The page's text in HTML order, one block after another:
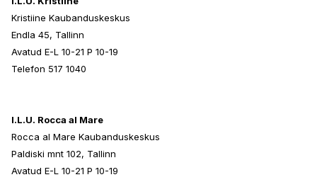
Kristiine Kaubanduskeskus
Endla 45, Tallinn
Avatud E-L 10-21 P 10-19
Telefon 517 1040
I.L.U. Rocca al Mare
Rocca al Mare Kaubanduskeskus
Paldiski mnt 102, Tallinn
Avatud E-L 10-21 P 10-19